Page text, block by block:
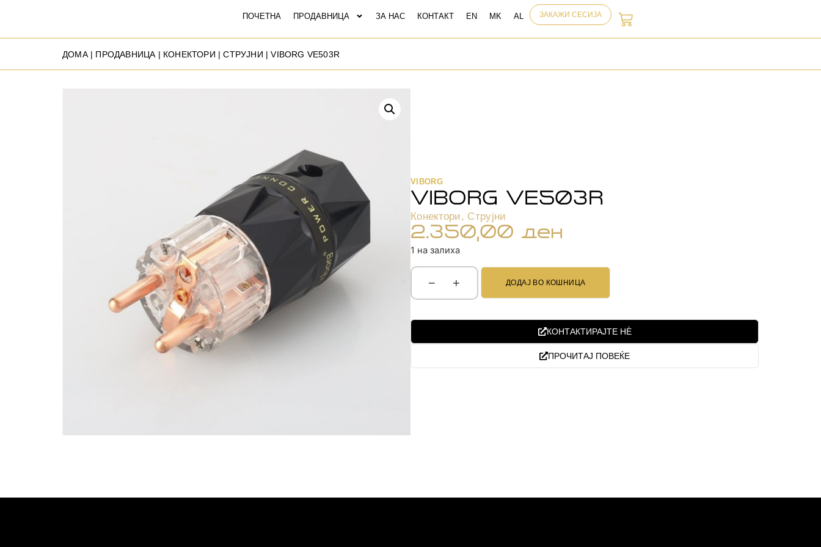
ПОЧЕТНА ПРОДАВНИЦА ЗА НАС КОНТАКТ ЗАКАЖИ СЕСИЈА
ДОМА| ПРОДАВНИЦА | КОНЕКТОРИ |СТРУЈНИ | VIBORG VE503R
VIBORG
VIBORG VE503R
Конектори, Струјни
2.350,00 ден
1 на залиха
− + ДОДАЈ ВО КОШНИЦА
КОНТАКТИРАЈТЕ НЀ
ПРОЧИТАЈ ПОВЕЌЕ